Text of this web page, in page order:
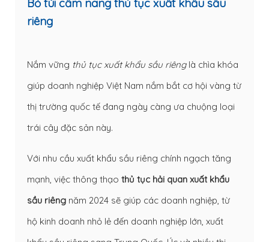
Bỏ túi cẩm nang thủ tục xuất khẩu sầu
riêng
Nắm vững thủ tục xuất khẩu sầu riênglà chìa khóa
giúp doanh nghiệp Việt Nam nắm bắt cơ hội vàng từ
thị trường quốc tế đang ngày càng ưa chuộng loại
trái cây đặc sản này.
Với nhu cầu xuất khẩu sầu riêng chính ngạch tăng
mạnh, việc thông thạo thủ tục hải quan xuất khẩu
sầu riêng năm 2024 sẽ giúp các doanh nghiệp, từ
hộ kinh doanh nhỏ lẻ đến doanh nghiệp lớn, xuất